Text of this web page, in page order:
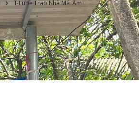
T-Lube Trao Nhà Mái Ấm